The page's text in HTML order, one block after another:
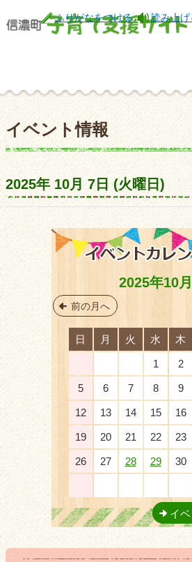
ふりがなをつける 読み上げ
イベント情報
2025年 10月 7日 (火 曜日 )
前の月へ
2025年10月
日 月 火 水 木
1 2
5 6 7 8 9
12 13 14 15 16
19 20 21 22 23
26 27 28 29 30
イ